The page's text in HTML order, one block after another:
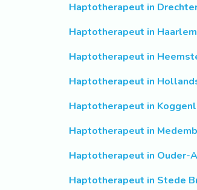
Haptotherapeut in
Haptotherapeut in Haarlem
Haptotherapeut in
Haptotherapeut in
Haptotherapeut in
Haptotherapeut in
Haptotherapeut in Ouder-
Haptotherapeut in Stede